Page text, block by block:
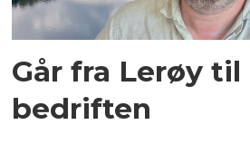
Går fra Lerøy til
bedriften